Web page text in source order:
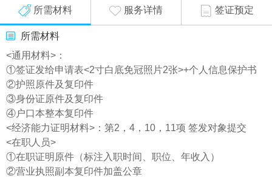
所需材料 服务详情 签证预定
所需材料
<通用材料>：
①签证发给申请表<2寸白底免冠照片2张>+个人信息保护书
②护照原件及复印件
③身份证原件及复印件
④户口本整本复印件
<经济能力证明材料>：第2，4，10，11项 签发对象提交
<在职人员>
①在职证明原件（标注入职时间、职位、年收入）
②营业执照副本复印件加盖公章